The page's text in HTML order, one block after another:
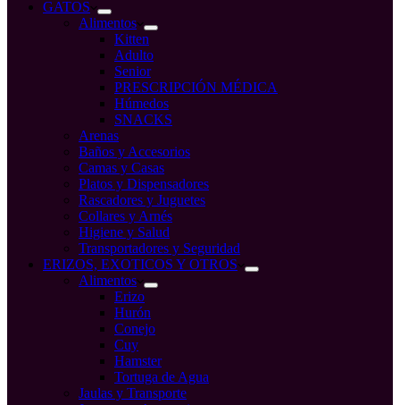
GATOS
Alimentos
Kitten
Adulto
Senior
PRESCRIPCIÓN MÉDICA
Húmedos
SNACKS
Arenas
Baños y Accesorios
Camas y Casas
Platos y Dispensadores
Rascadores y Juguetes
Collares y Arnés
Higiene y Salud
Transportadores y Seguridad
ERIZOS, EXOTICOS Y OTROS
Alimentos
Erizo
Hurón
Conejo
Cuy
Hamster
Tortuga de Agua
Jaulas y Transporte